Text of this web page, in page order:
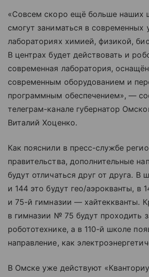
«Совсем скоро ещё больше наших
смогут заниматься в современных
лабораториях химией, физикой,
В центрах будет действовать и
современная лаборатория,
современным оборудованием и
программным обеспечением», —
телеграм-канале губернатор
Виталий Хоценко.
Как пояснили в пресс-службе
правительства, дополнительные
будут отличаться друг от друга.
и 144 это будут гео/аэрокванты, в
и 75-й гимназии — хайтеккванты.
в гимназии № 75 будут проходить
робототехнике, а в 110-й школе
направление, как
В Омске уже действуют